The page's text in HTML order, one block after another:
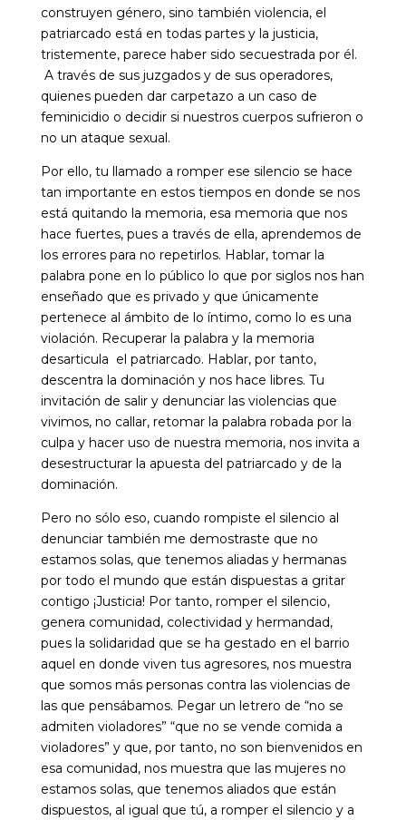
construyen género, sino también violencia, el
patriarcado está en todas partes y la justicia,
tristemente, parece haber sido secuestrada por él.
A través de sus juzgados y de sus operadores,
quienes pueden dar carpetazo a un caso de
feminicidio o decidir si nuestros cuerpos sufrieron o
no un ataque sexual.
Por ello, tu llamado a romper ese silencio se hace
tan importante en estos tiempos en donde se nos
está quitando la memoria, esa memoria que nos
hace fuertes, pues a través de ella, aprendemos de
los errores para no repetirlos. Hablar, tomar la
palabra pone en lo público lo que por siglos nos han
enseñado que es privado y que únicamente
pertenece al ámbito de lo íntimo, como lo es una
violación. Recuperar la palabra y la memoria
desarticula el patriarcado. Hablar, por tanto,
descentra la dominación y nos hace libres. Tu
invitación de salir y denunciar las violencias que
vivimos, no callar, retomar la palabra robada por la
culpa y hacer uso de nuestra memoria, nos invita a
desestructurar la apuesta del patriarcado y de la
dominación.
Pero no sólo eso, cuando rompiste el silencio al
denunciar también me demostraste que no
estamos solas, que tenemos aliadas y hermanas
por todo el mundo que están dispuestas a gritar
contigo ¡Justicia! Por tanto, romper el silencio,
genera comunidad, colectividad y hermandad,
pues la solidaridad que se ha gestado en el barrio
aquel en donde viven tus agresores, nos muestra
que somos más personas contra las violencias de
las que pensábamos. Pegar un letrero de “no se
admiten violadores” “que no se vende comida a
violadores” y que, por tanto, no son bienvenidos en
esa comunidad, nos muestra que las mujeres no
estamos solas, que tenemos aliados que están
dispuestos, al igual que tú, a romper el silencio y a